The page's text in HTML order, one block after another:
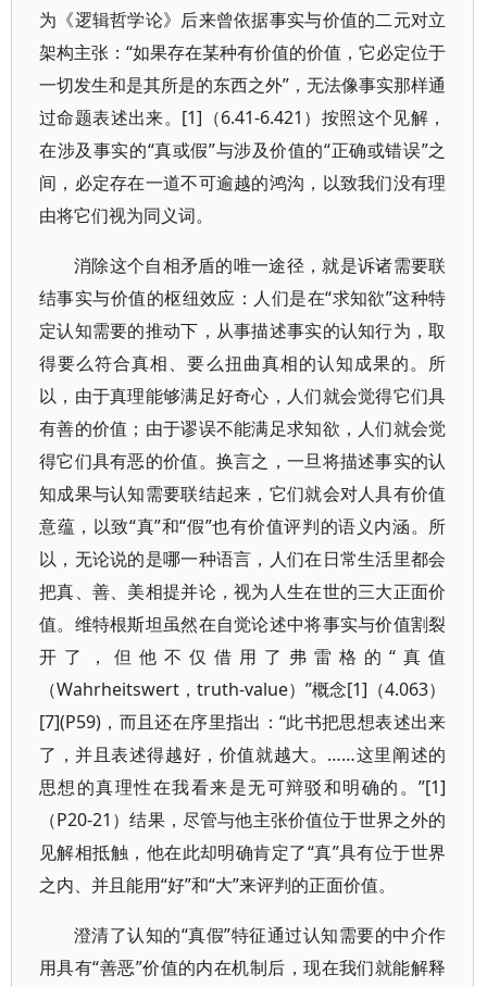
为《逻辑哲学论》后来曾依据事实与价值的二元对立
架构主张：“如果存在某种有价值的价值，它必定位于
一切发生和是其所是的东西之外”，无法像事实那样通
过命题表述出来。[1]（6.41-6.421）按照这个见解，
在涉及事实的“真或假”与涉及价值的“正确或错误”之
间，必定存在一道不可逾越的鸿沟，以致我们没有理
由将它们视为同义词。
消除这个自相矛盾的唯一途径，就是诉诸需要联
结事实与价值的枢纽效应：人们是在“求知欲”这种特
定认知需要的推动下，从事描述事实的认知行为，取
得要么符合真相、要么扭曲真相的认知成果的。所
以，由于真理能够满足好奇心，人们就会觉得它们具
有善的价值；由于谬误不能满足求知欲，人们就会觉
得它们具有恶的价值。换言之，一旦将描述事实的认
知成果与认知需要联结起来，它们就会对人具有价值
意蕴，以致“真”和“假”也有价值评判的语义内涵。所
以，无论说的是哪一种语言，人们在日常生活里都会
把真、善、美相提并论，视为人生在世的三大正面价
值。维特根斯坦虽然在自觉论述中将事实与价值割裂
开了，但他不仅借用了弗雷格的“真值
（Wahrheitswert，truth-value）”概念[1]（4.063）
[7](P59)，而且还在序里指出：“此书把思想表述出来
了，并且表述得越好，价值就越大。……这里阐述的
思想的真理性在我看来是无可辩驳和明确的。”[1]
（P20-21）结果，尽管与他主张价值位于世界之外的
见解相抵触，他在此却明确肯定了“真”具有位于世界
之内、并且能用“好”和“大”来评判的正面价值。
澄清了认知的“真假”特征通过认知需要的中介作
用具有“善恶”价值的内在机制后，现在我们就能解释